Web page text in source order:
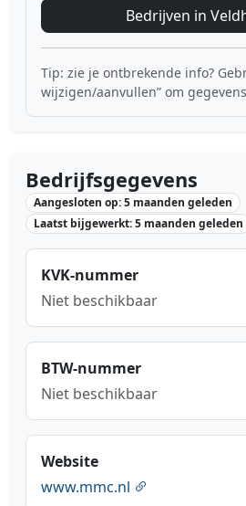
Bedrijven in
Tip: zie je ontbrekende info?
wijzigen/aanvullen” om
Bedrijfsgegevens
Aangesloten op: 5 maanden geleden
Laatst bijgewerkt: 5 maanden geleden
KVK-nummer
Niet beschikbaar
BTW-nummer
Niet beschikbaar
Website
www.mmc.nl